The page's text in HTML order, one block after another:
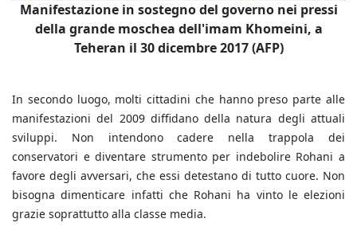
Manifestazione in sostegno del governo nei pressi
della grande moschea dell'imam Khomeini, a
Teheran il 30 dicembre 2017 (AFP)
In secondo luogo, molti cittadini che hanno preso parte alle
manifestazioni del 2009 diffidano della natura degli attuali
sviluppi. Non intendono cadere nella trappola dei
conservatori e diventare strumento per indebolire Rohani a
favore degli avversari, che essi detestano di tutto cuore. Non
bisogna dimenticare infatti che Rohani ha vinto le elezioni
grazie soprattutto alla classe media.